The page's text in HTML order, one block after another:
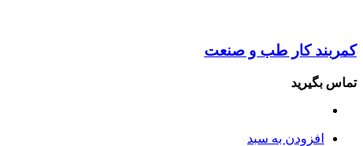
کمربند کار طب و صنعت
تماس بگیرید
افزودن به سبد